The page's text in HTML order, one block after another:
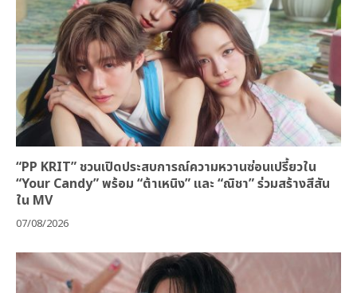
“PP KRIT” ชวนเปิดประสบการณ์ความหวานซ่อนเปรี้ยวใน
“Your Candy” พร้อม “ต้าเหนิง” และ “ณิชา” ร่วมสร้างสีสัน
ใน MV
07/08/2026